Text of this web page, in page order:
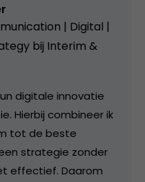
| Digital |
bij Interim &
digitale innovatie
Hierbij combineer ik
tot de beste
strategie zonder
effectief. Daarom